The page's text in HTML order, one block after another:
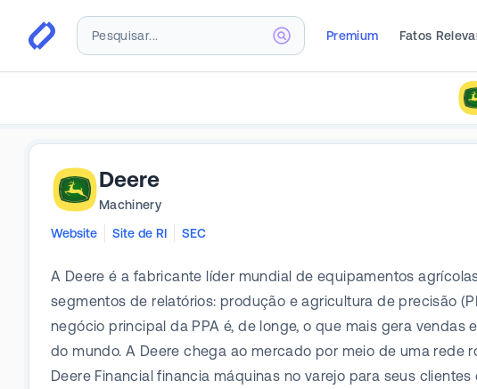
Premium Fatos
Deere
Machinery
Website
Site de RI SEC
A Deere é a fabricante líder mundial de equipamentos
segmentos de relatórios: produção e agricultura de precisão
negócio principal da PPA é, de longe, o que mais gera vendas
do mundo. A Deere chega ao mercado por meio de uma rede
Deere Financial financia máquinas no varejo para seus